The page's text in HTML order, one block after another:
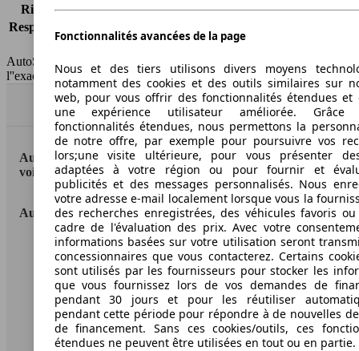
Risques partiels
-
Responsabilité civile
HSN/TSN
n.c./n.c.
AutoScout24 France SAS décline toute responsabilité concernant
l''exactitude des indications fournies.
Haut
AutoScout24: la plus grande plateforme en ligne de
voitures en Europe
AutoScout24
A propos d'AutoScout24
Conditions d'utilisation
Informations légales
Protection des données
Fonctionnalités avancées de la page
Nous et des tiers utilisons divers moyens
notamment des cookies et des outils similaires sur
web, pour vous offrir des fonctionnalités étendues et
une expérience utilisateur améliorée.
fonctionnalités étendues, nous permettons la
de notre offre, par exemple pour poursuivre vos
lors;une visite ultérieure, pour vous présenter
adaptées à votre région ou pour fournir et
publicités et des messages personnalisés. Nous
votre adresse e-mail localement lorsque vous la
des recherches enregistrées, des véhicules favoris
cadre de l'évaluation des prix. Avec votre
informations basées sur votre utilisation seront
concessionnaires que vous contacterez. Certains
sont utilisés par les fournisseurs pour stocker les
que vous fournissez lors de vos demandes de
pendant 30 jours et pour les réutiliser
pendant cette période pour répondre à de nouvelles
de financement. Sans ces cookies/outils, ces
étendues ne peuvent être utilisées en tout ou en partie.